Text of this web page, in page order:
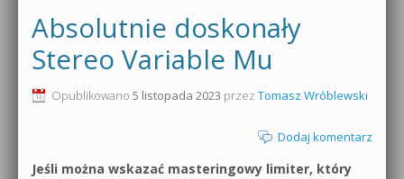
Absolutnie doskonały
Stereo Variable Mu
Opublikowano 5 listopada 2023 przez Tomasz Wróblewski
Dodaj komentarz
Jeśli można wskazać masteringowy limiter, który